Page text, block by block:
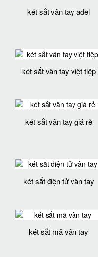
két sắt vân tay adel
két sắt vân tay việt tiệp
két sắt vân tay giá rẻ
két sắt điện tử vân tay
két sắt mã vân tay